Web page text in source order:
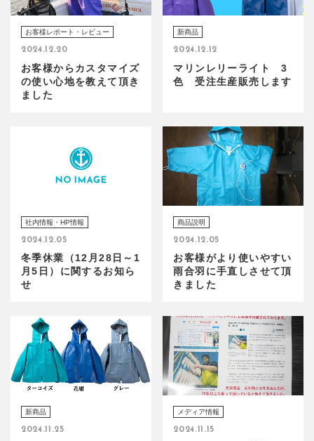
お客様レポート・レビュー
2024.12.20
お客様からカスタマイズ
の使い心地を教えて頂き
ました
新商品
2024.12.12
マリンレリーライト 3
色 受注生産販売します
社内情報・HP情報
2024.12.05
冬季休業（12月28日～1
月5日）に関するお知ら
せ
商品説明
2024.12.05
お客様がより使いやすい
雨合羽に手直しさせて頂
きました
新商品
2024.11.25
メディア情報
2024.11.15